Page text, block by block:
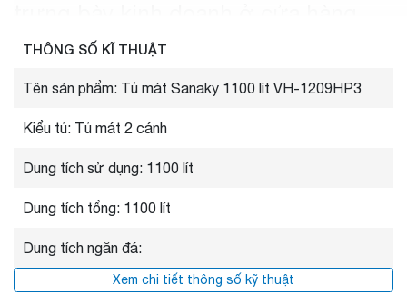
siêu thị với các mặt hàng cần bảo
quản mát như rau, củ, quả, nước
giải khát,…
THÔNG SỐ KĨ THUẬT
Tên sản phẩm: Tủ mát Sanaky 1100 lít VH-1209HP3
Kiểu tủ: Tủ mát 2 cánh
Dung tích sử dụng: 1100 lít
Dung tích tổng: 1100 lít
Dung tích ngăn đá:
Xem chi tiết thông số kỹ thuật